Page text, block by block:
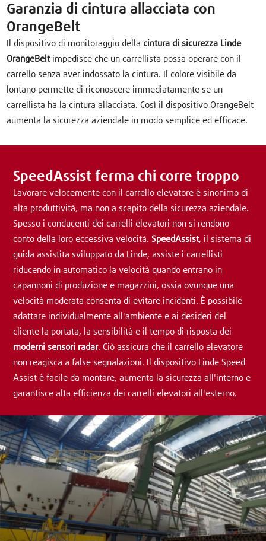
Garanzia di cintura allacciata con
OrangeBelt
Il dispositivo di monitoraggio dellacintura di sicurezza Linde
OrangeBeltimpedisce che un carrellista possa operare con il
carrello senza aver indossato la cintura. Il colore visibile da
lontano permette di riconoscere immediatamente se un
carrellista ha la cintura allacciata. Così il dispositivo OrangeBelt
aumenta la sicurezza aziendale in modo semplice ed efficace.
SpeedAssist ferma chi corre troppo
Lavorare velocemente con il carrello elevatore è sinonimo di
alta produttività, ma non a scapito della sicurezza aziendale.
Spesso i conducenti dei carrelli elevatori non si rendono
conto della loro eccessiva velocità.SpeedAssist, il sistema di
guida assistita sviluppato da Linde, assiste i carrellisti
riducendo in automatico la velocità quando entrano in
capannoni di produzione e magazzini, ossia ovunque una
velocità moderata consenta di evitare incidenti. È possibile
adattare individualmente all'ambiente e ai desideri del
cliente la portata, la sensibilità e il tempo di risposta dei
moderni sensori radar. Ciò assicura che il carrello elevatore
non reagisca a false segnalazioni. Il dispositivo Linde Speed
Assist è facile da montare, aumenta la sicurezza all'interno e
garantisce alta efficienza dei carrelli elevatori all'esterno.